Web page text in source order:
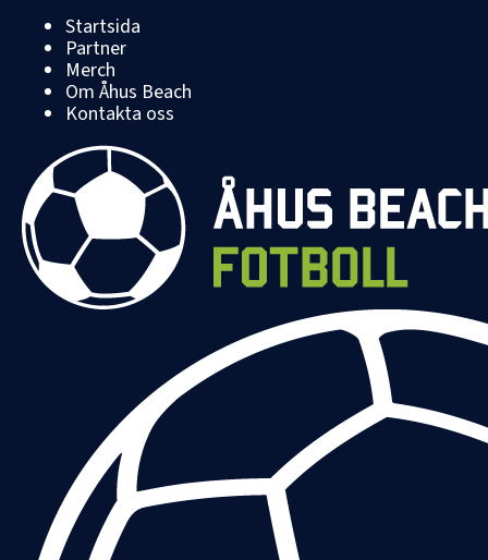
Startsida
Partner
Merch
Om Åhus Beach
Kontakta oss